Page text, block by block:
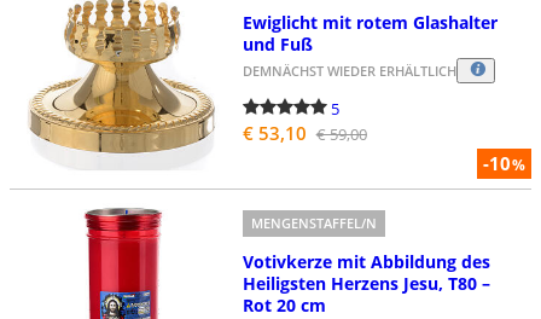
-10%
Ewiglicht mit rotem Glashalter
und Fuß
DEMNÄCHST WIEDER ERHÄLTLICH
5
€ 53,10 € 59,00
MENGENSTAFFEL/N
Votivkerze mit Abbildung des
Heiligsten Herzens Jesu, T80 –
Rot 20 cm